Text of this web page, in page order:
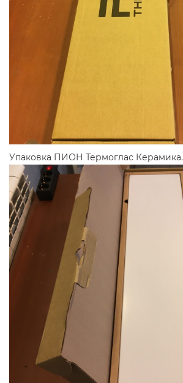
Упаковка ПИОН Термоглас Керамика.